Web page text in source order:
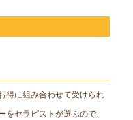
得に組み合わせて受けられ
セラピストが選ぶので、